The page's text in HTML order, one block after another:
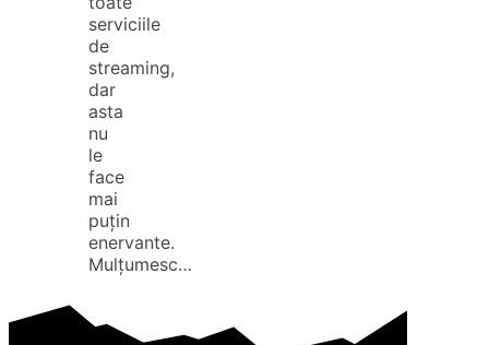
serviciile
de
streaming,
dar
asta
nu
le
face
mai
puțin
enervante.
Mulțumesc…